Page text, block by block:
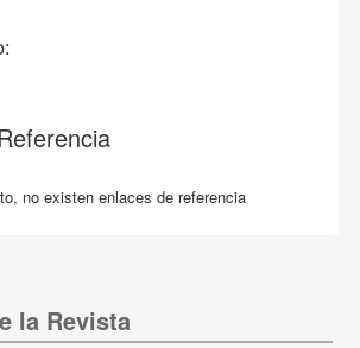
no existen enlaces de referencia
la Revista